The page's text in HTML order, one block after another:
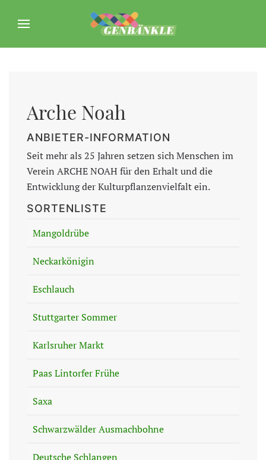
Arche Noah
ANBIETER-INFORMATION
Seit mehr als 25 Jahren setzen sich Menschen im
Verein ARCHE NOAH für den Erhalt und die
Entwicklung der Kulturpflanzenvielfalt ein.
SORTENLISTE
Mangoldrübe
Neckarkönigin
Eschlauch
Stuttgarter Sommer
Karlsruher Markt
Paas Lintorfer Frühe
Saxa
Schwarzwälder Ausmachbohne
Deutsche Schlangen